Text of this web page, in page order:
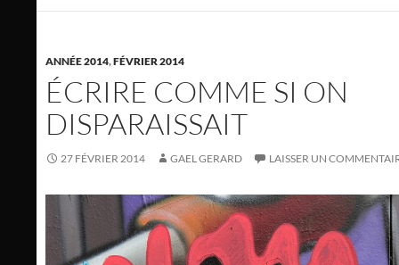
ANNÉE 2014,FÉVRIER 2014
ÉCRIRE COMME SI ON
DISPARAISSAIT
27 FÉVRIER 2014 GAEL GERARD LAISSER UN